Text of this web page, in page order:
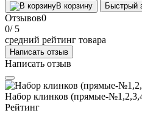
В корзину Быстрый
Отзывов0
0/ 5
средний рейтинг товара
Написать отзыв
Написать отзыв
Набор клинков (прямые-
Рейтинг